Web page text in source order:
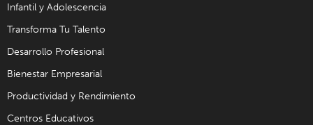
Infantil y Adolescencia
Transforma Tu Talento
Desarrollo Profesional
Bienestar Empresarial
Productividad y Rendimiento
Centros Educativos